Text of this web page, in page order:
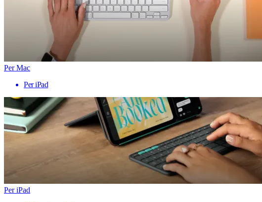
Per Mac
Per iPad
Per iPad